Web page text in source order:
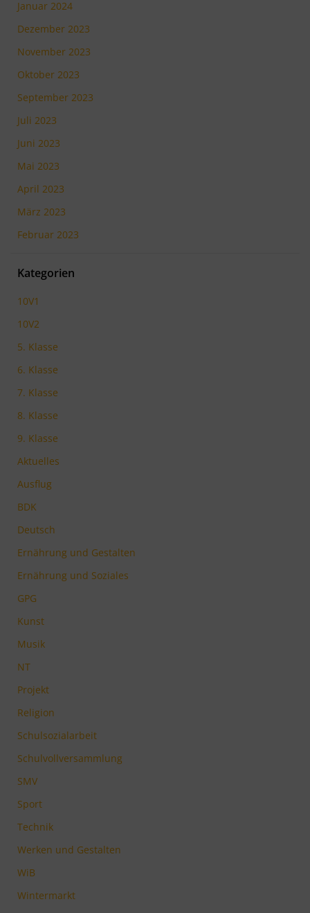
Januar 2024
Dezember 2023
November 2023
Oktober 2023
September 2023
Juli 2023
Juni 2023
Mai 2023
April 2023
März 2023
Februar 2023
Kategorien
10V1
10V2
5. Klasse
6. Klasse
7. Klasse
8. Klasse
9. Klasse
Aktuelles
Ausflug
BDK
Deutsch
Ernährung und Gestalten
Ernährung und Soziales
GPG
Kunst
Musik
NT
Projekt
Religion
Schulsozialarbeit
Schulvollversammlung
SMV
Sport
Technik
Werken und Gestalten
WiB
Wintermarkt